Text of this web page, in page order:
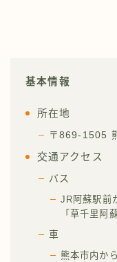
基本情報
所在地
〒869-1505
交通アクセス
バス
JR阿蘇駅前
「草千里阿
車
熊本市内か